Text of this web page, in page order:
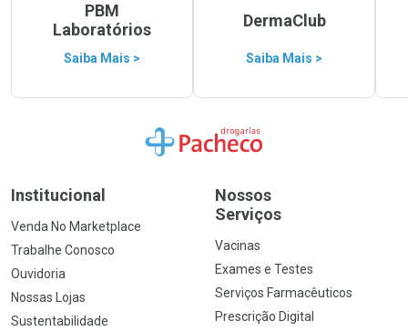
PBM
Laboratórios
Saiba Mais >
DermaClub
Saiba Mais >
Ir para a Home
Institucional
Venda No Marketplace
Trabalhe Conosco
Ouvidoria
Nossas Lojas
Sustentabilidade
Nossos
Serviços
Vacinas
Exames e Testes
Serviços Farmacêuticos
Prescrição Digital